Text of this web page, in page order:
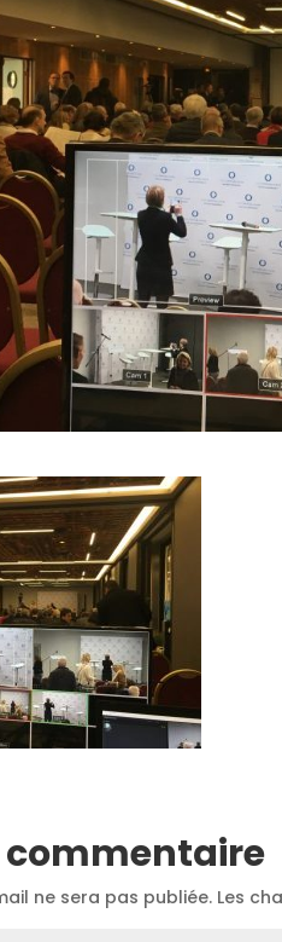
commentaire
ne sera pas publiée. Les